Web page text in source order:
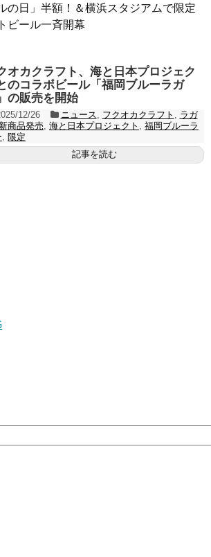
の日」半額！＆横浜スタジアムで限定
ビール一斉開幕
オカクラフト、海と日本プロジェク
のコラボビール「福岡ブルーラガ
の販売を開始
12/26 ニュース, フクオカクラフト , ラガ
新商品発売, 海と日本プロジェクト , 福岡ブルーラ
, 限定
記事を読む